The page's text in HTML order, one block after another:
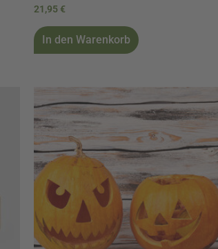
21,95€
In den Warenkorb